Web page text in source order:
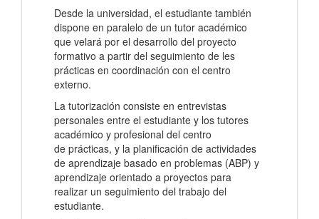
Desde la universidad, el estudiante también
dispone en paralelo de un tutor académico
que velará por el desarrollo del proyecto
formativo a partir del seguimiento de les
prácticas en coordinación con el centro
externo.
La tutorización consiste en entrevistas
personales entre el estudiante y los tutores
académico y profesional del centro
de prácticas, y la planificación de actividades
de aprendizaje basado en problemas (ABP) y
aprendizaje orientado a proyectos para
realizar un seguimiento del trabajo del
estudiante.